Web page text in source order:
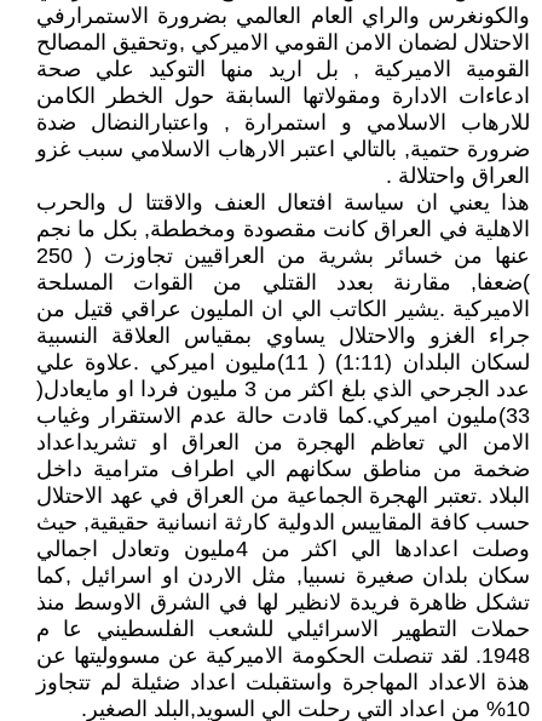
والكونغرس والراي العام العالمي بضرورة الاستمرارفي
الاحتلال لضمان الامن القومي الاميركي ,وتحقيق المصالح
القومية الاميركية , بل اريد منها التوكيد علي صحة
ادعاءات الادارة ومقولاتها السابقة حول الخطر الكامن
للارهاب الاسلامي و استمرارة , واعتبارالنضال ضدة
ضرورة حتمية, بالتالي اعتبر الارهاب الاسلامي سبب غزو
العراق واحتلالة .
هذا يعني ان سياسة افتعال العنف والاقتتا ل والحرب
الاهلية في العراق كانت مقصودة ومخططة, بكل ما نجم
عنها من خسائر بشرية من العراقيين تجاوزت ( 250
)ضعفا, مقارنة بعدد القتلي من القوات المسلحة
الاميركية .يشير الكاتب الي ان المليون عراقي قتيل من
جراء الغزو والاحتلال يساوي بمقياس العلاقة النسبية
لسكان البلدان (1:11) ( 11)مليون اميركي .علاوة علي
عدد الجرحي الذي بلغ اكثر من 3 مليون فردا او مايعادل(
33)مليون اميركي.كما قادت حالة عدم الاستقرار وغياب
الامن الي تعاظم الهجرة من العراق او تشريداعداد
ضخمة من مناطق سكانهم الي اطراف مترامية داخل
البلاد .تعتبر الهجرة الجماعية من العراق في عهد الاحتلال
حسب كافة المقاييس الدولية كارثة انسانية حقيقية, حيث
وصلت اعدادها الي اكثر من 4مليون وتعادل اجمالي
سكان بلدان صغيرة نسبيا, مثل الاردن او اسرائيل ,كما
تشكل ظاهرة فريدة لانظير لها في الشرق الاوسط منذ
حملات التطهير الاسرائيلي للشعب الفلسطيني عا م
1948. لقد تنصلت الحكومة الاميركية عن مسووليتها عن
هذة الاعداد المهاجرة واستقبلت اعداد ضئيلة لم تتجاوز
10% من اعداد التي رحلت الي السويد,البلد الصغير.